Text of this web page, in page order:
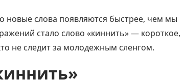
новые слова появляются быстрее, чем мы
стало слово «киннить» — короткое,
не следит за молодежным сленгом.